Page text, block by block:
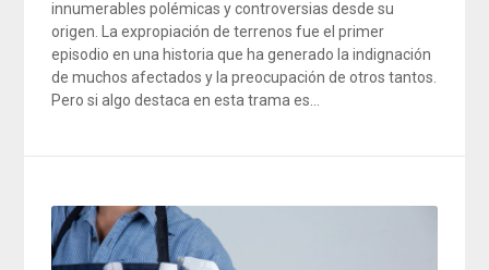
innumerables polémicas y controversias desde su
origen. La expropiación de terrenos fue el primer
episodio en una historia que ha generado la indignación
de muchos afectados y la preocupación de otros tantos.
Pero si algo destaca en esta trama es…